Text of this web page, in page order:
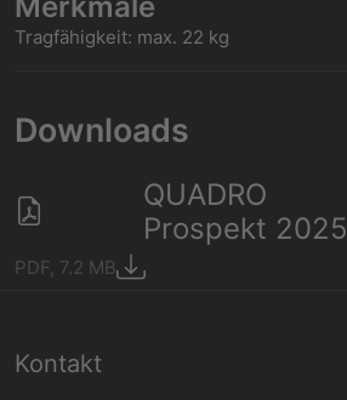
Tragfähigkeit: max. 22 kg
Downloads
QUADRO
Prospekt 2025
PDF, 7.2 MB
Kontakt